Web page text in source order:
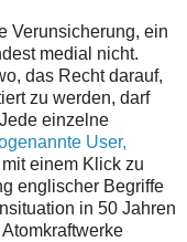
Verunsicherung, ein
medial nicht.
das Recht darauf,
zu werden, darf
einzelne
User,
einem Klick zu
englischer Begriffe
in 50 Jahren